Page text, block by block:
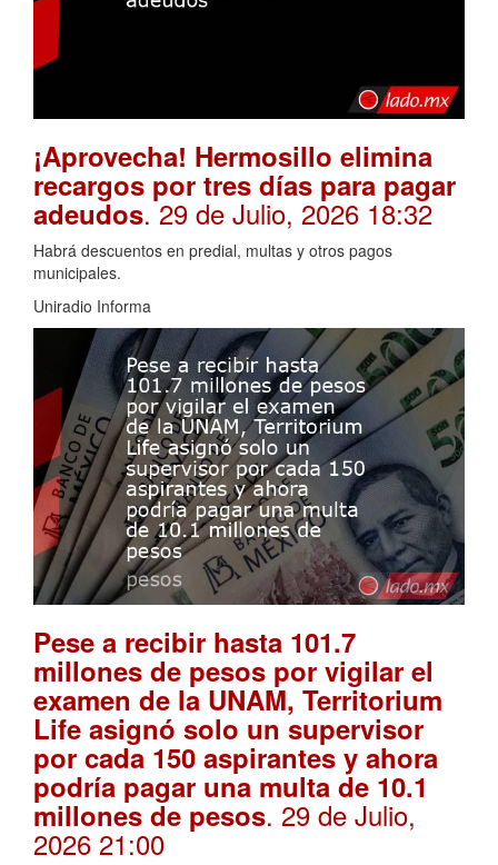
¡Aprovecha! Hermosillo elimina
recargos por tres días para pagar
adeudos. 29 de Julio, 2026 18:32
Habrá descuentos en predial, multas y otros pagos
municipales.
Uniradio Informa
Pese a recibir hasta 101.7
millones de pesos por vigilar el
examen de la UNAM, Territorium
Life asignó solo un supervisor
por cada 150 aspirantes y ahora
podría pagar una multa de 10.1
millones de pesos. 29 de Julio,
2026 21:00